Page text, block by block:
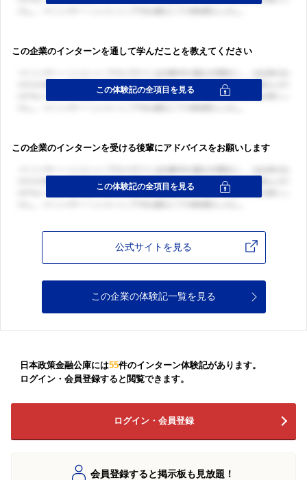
この企業のインターンを通して学んだことを教えてください
この企業のインターンを受ける後輩にアドバイスをお願いします
公式サイトを見る
この企業の体験記一覧を見る
日本政策金融公庫には55件のインターン体験記があります。
ログイン・会員登録すると閲覧できます。
ログイン・会員登録
会員登録すると掲示板も見放題！